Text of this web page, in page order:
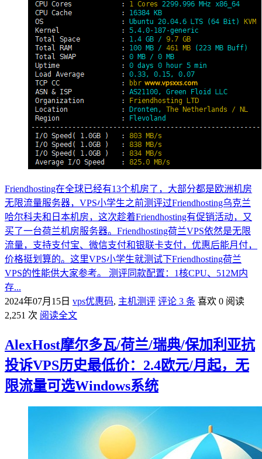
Friendhosting在全球已经有13个机房了，大部分都是欧洲机房
无限流量服务器，VPS小学生之前测评过Friendhosting乌克兰
哈尔科夫和日本机房，这次趁着Friendhosting有促销活动，又
买了一台荷兰机房服务器。Friendhosting荷兰VPS依然是无限
流量，支持支付宝、微信支付和银联卡支付，优惠后能月付，
价格挺划算的。这里VPS小学生就测试下Friendhosting荷兰
VPS的性能供大家参考。 测评同款配置：1核CPU、512M内
存...
2024年07月15日 vps优惠码, 主机测评 评论 3 条 喜欢 0 阅读
2,251 次 阅读全文
AlexHost摩尔多瓦/荷兰/瑞典/保加利亚抗
投诉VPS历史最低价：2.4欧元/月起，无
限流量可选Windows系统